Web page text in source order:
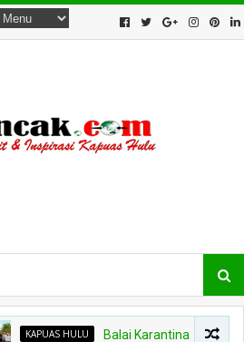
KAPUAS HULU Balai Karantina Kalbar